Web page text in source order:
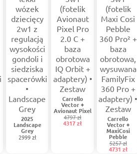
2025
Landscape
Grey
2999 zł
Carrello
Vector +
Avionaut Pixel
4797 zł
4317 zł
Carrello
Vector +
MaxiCosi
Pebble
5257 zł
4731 zł